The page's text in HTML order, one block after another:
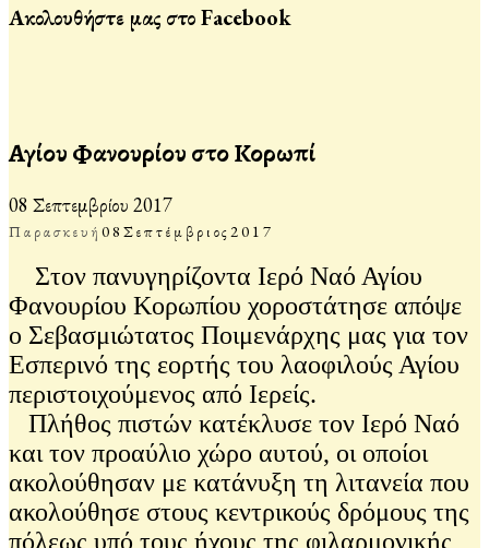
Ακολουθήστε μας στο Facebook
Αγίου Φανουρίου στο Κορωπί
08 Σεπτεμβρίου 2017
Παρασκευή 08 Σεπτέμβριος2017
Στον πανυγηρίζοντα Ιερό Ναό Αγίου
Φανουρίου Κορωπίου χοροστάτησε απόψε
ο Σεβασμιώτατος Ποιμενάρχης μας για τον
Εσπερινό της εορτής του λαοφιλούς Αγίου
περιστοιχούμενος από Ιερείς.
Πλήθος πιστών κατέκλυσε τον Ιερό Ναό
και τον προαύλιο χώρο αυτού, οι οποίοι
ακολούθησαν με κατάνυξη τη λιτανεία που
ακολούθησε στους κεντρικούς δρόμους της
πόλεως υπό τους ήχους της φιλαρμονικής